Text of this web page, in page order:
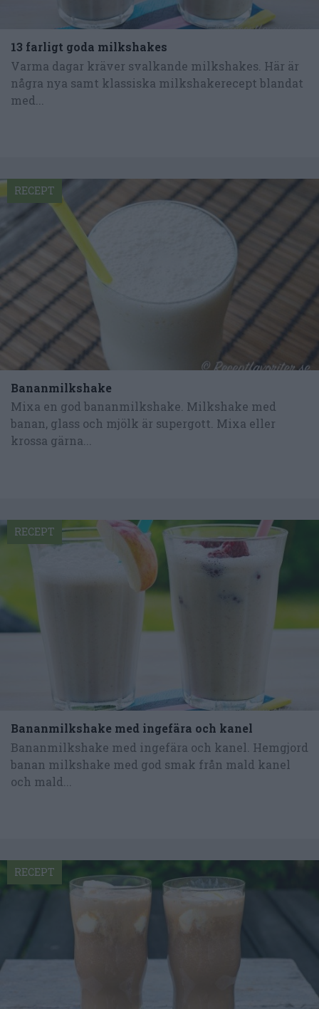
13 farligt goda milkshakes
Varma dagar kräver svalkande milkshakes. Här är
några nya samt klassiska milkshakerecept blandat
med...
Bananmilkshake
Mixa en god bananmilkshake. Milkshake med
banan, glass och mjölk är supergott. Mixa eller
krossa gärna...
RECEPT
Bananmilkshake med ingefära och kanel
Bananmilkshake med ingefära och kanel. Hemgjord
banan milkshake med god smak från mald kanel
och mald...
RECEPT
RECEPT